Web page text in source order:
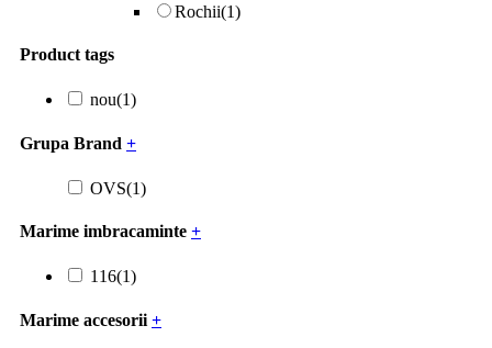
Rochii(1)
Product tags
nou(1)
Grupa Brand +
OVS(1)
Marime imbracaminte +
116(1)
Marime accesorii +